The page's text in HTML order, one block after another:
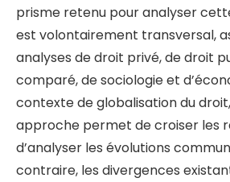
prisme retenu pour analyser
est volontairement transversal,
analyses de droit privé, de droit
comparé, de sociologie et
contexte de globalisation du
approche permet de croiser les
d’analyser les évolutions
contraire, les divergences